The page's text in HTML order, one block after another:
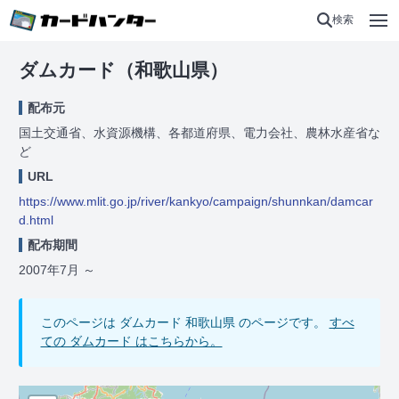
検索
ダムカード（和歌山県）
配布元
国土交通省、水資源機構、各都道府県、電力会社、農林水産省な
ど
URL
https://www.mlit.go.jp/river/kankyo/campaign/shunnkan/damcar
d.html
配布期間
2007年7月
～
このページは ダムカード 和歌山県 のページです。 すべ
ての ダムカード はこちらから。